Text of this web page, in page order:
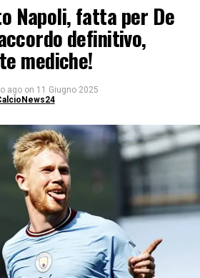
Napoli, fatta per De
definitivo,
mediche!
ago on 11 Giugno 2025